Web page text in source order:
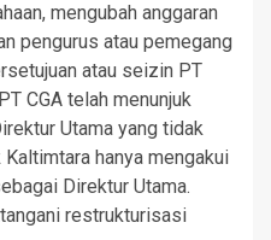
mengubah anggaran
pengurus atau pemegang
atau seizin PT
CGA telah menunjuk
Utama yang tidak
hanya mengakui
Direktur Utama.
restrukturisasi